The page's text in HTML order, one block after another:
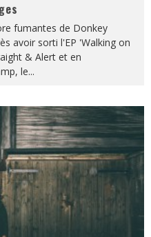
fumantes de Donkey
avoir sorti l'EP 'Walking on
& Alert et en
le...